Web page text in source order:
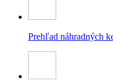
Prehľad náhradných